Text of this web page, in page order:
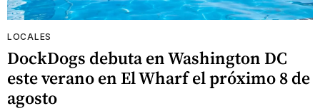
LOCALES
DockDogs debuta en Washington DC
este verano en El Wharf el próximo 8 de
agosto